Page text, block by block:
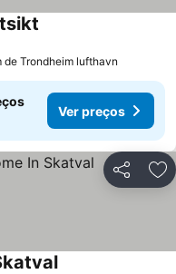
de Trondheim lufthavn
Ver preços
Partilhar